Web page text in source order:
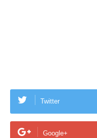
Twitter
Google+